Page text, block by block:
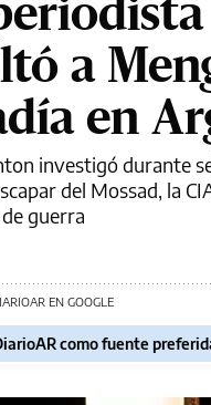
a
en
investigó durante
del Mossad, la
guerra
EN GOOGLE
como fuente